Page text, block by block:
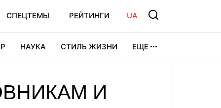
СПЕЦТЕМЫ РЕЙТИНГИ UA
НАУКА СТИЛЬ ЖИЗНИ ЕЩЕ
И